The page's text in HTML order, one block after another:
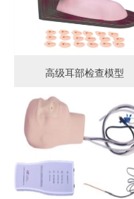
高级耳部检查模型